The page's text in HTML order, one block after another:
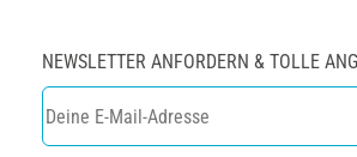
NEWSLETTER ANFORDERN & TOLLE